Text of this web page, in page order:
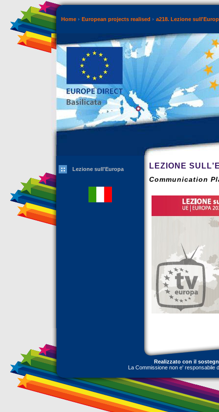
Home European projects realised a218. Lezione
Lezione sull'Europa LEZIONE
Communication
Realizzato con il
La Commissione non e' responsabile